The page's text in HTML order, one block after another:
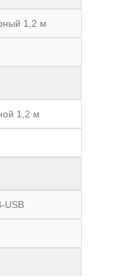
1,2 м
1,2 м
USB